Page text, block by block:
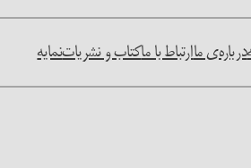
درباره‌ی ماارتباط با ماکتاب و نشریاتنمایه